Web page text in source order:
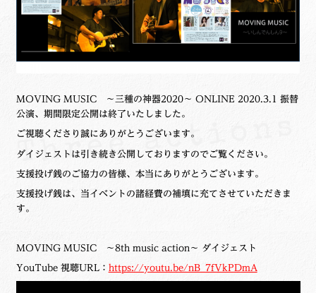
MOVING MUSIC ～三種の神器2020～ ONLINE 2020.3.1 振替
公演、期間限定公開は終了いたしました。
ご視聴くださり誠にありがとうございます。
ダイジェストは引き続き公開しておりますのでご覧ください。
支援投げ銭のご協力の皆様、本当にありがとうございます。
支援投げ銭は、当イベントの諸経費の補填に充てさせていただきま
す。
MOVING MUSIC ～8th music action～ ダイジェスト
YouTube 視聴URL： https://youtu.be/nB_7fVkPDmA